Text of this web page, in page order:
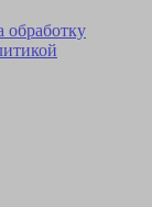
обработку